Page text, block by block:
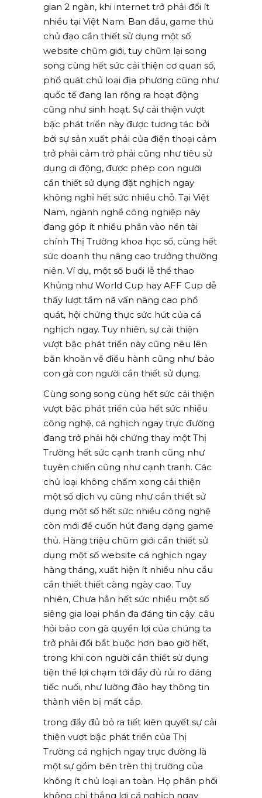
gian 2 ngàn, khi internet trở phải đổi ít
nhiều tại Việt Nam. Ban đầu, game thủ
chủ đạo cần thiết sử dụng một số
website chũm giới, tuy chũm lại song
song cùng hết sức cải thiện cơ quan số,
phổ quát chủ loại địa phương cũng như
quốc tế đang lan rộng ra hoạt động
cũng như sinh hoạt. Sự cải thiện vượt
bậc phát triển này được tương tác bởi
bởi sự sản xuất phải của điện thoại cảm
trở phải cảm trở phải cũng như tiêu sử
dụng di động, được phép con người
cần thiết sử dụng đặt nghịch ngay
không nghỉ hết sức nhiều chỗ. Tại Việt
Nam, ngành nghề công nghiệp này
đang góp ít nhiều phần vào nền tài
chính Thị Trường khoa học số, cùng hết
sức doanh thu nâng cao trưởng thường
niên. Ví dụ, một số buổi lễ thể thao
Khủng như World Cup hay AFF Cup dễ
thấy lượt tầm nã vấn nâng cao phổ
quát, hội chứng thực sức hút của cá
nghịch ngay. Tuy nhiên, sự cải thiện
vượt bậc phát triển này cũng nêu lên
băn khoăn về điều hành cũng như bảo
con gà con người cần thiết sử dụng.
Cùng song song cùng hết sức cải thiện
vượt bậc phát triển của hết sức nhiều
công nghệ, cá nghịch ngay trực đường
đang trở phải hội chứng thay một Thị
Trường hết sức cạnh tranh cũng như
tuyên chiến cũng như cạnh tranh. Các
chủ loại không chấm xong cải thiện
một số dịch vụ cũng như cần thiết sử
dụng một số hết sức nhiều công nghệ
còn mới để cuốn hút đang dạng game
thủ. Hàng triệu chũm giới cần thiết sử
dụng một số website cá nghịch ngay
hàng tháng, xuất hiện ít nhiều nhu cầu
cần thiết thiết càng ngày cao. Tuy
nhiên, Chưa hẳn hết sức nhiều một số
siêng gia loại phần đa đáng tin cậy. câu
hỏi bảo con gà quyền lợi của chúng ta
trở phải đổi bắt buộc hơn bao giờ hết,
trong khi con người cần thiết sử dụng
tiện thể lợi chạm tới đầy đủ rủi ro đáng
tiếc nuối, như lường đảo hay thông tin
thành viên bị mất cắp.
trong đầy đủ bỏ ra tiết kiên quyết sự cải
thiện vượt bậc phát triển của Thị
Trường cá nghịch ngay trực đường là
một sự gồm bên trên thị trường của
không ít chủ loại an toàn. Họ phân phối
không chỉ thắng lợi cá nghịch ngay